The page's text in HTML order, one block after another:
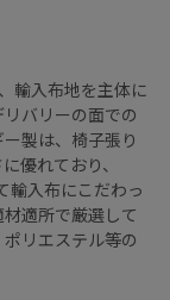
輸入布地を主体に
バリーの面での
製は、椅子張り
優れており、
輸入布にこだわっ
適所で厳選して
リエステル等の